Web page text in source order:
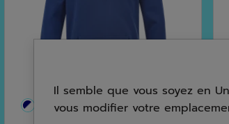
Il semble que vous soyez en
vous modifier votre